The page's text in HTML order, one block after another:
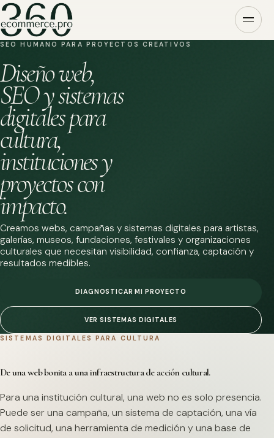
SEO HUMANO PARA PROYECTOS CREATIVOS
Diseño web,
SEO y sistemas
digitales para
cultura,
instituciones y
proyectos con
impacto.
Creamos webs, campañas y sistemas digitales para artistas,
galerías, museos, fundaciones, festivales y organizaciones
culturales que necesitan visibilidad, confianza, captación y
resultados medibles.
DIAGNOSTICAR MI PROYECTO
VER SISTEMAS DIGITALES
SISTEMAS DIGITALES PARA CULTURA
De una web bonita a una infraestructura de acción cultural.
Para una institución cultural, una web no es solo presencia.
Puede ser una campaña, un sistema de captación, una vía
de solicitud, una herramienta de medición y una base de